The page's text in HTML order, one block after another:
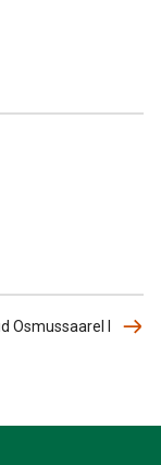
Osmussaarel I